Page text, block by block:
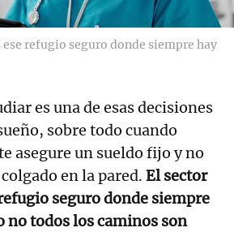
refugio seguro donde siempre hay
es una de esas decisiones
sobre todo cuando
asegure un sueldo fijo y no
en la pared. El sector
seguro donde siempre
no todos los caminos son